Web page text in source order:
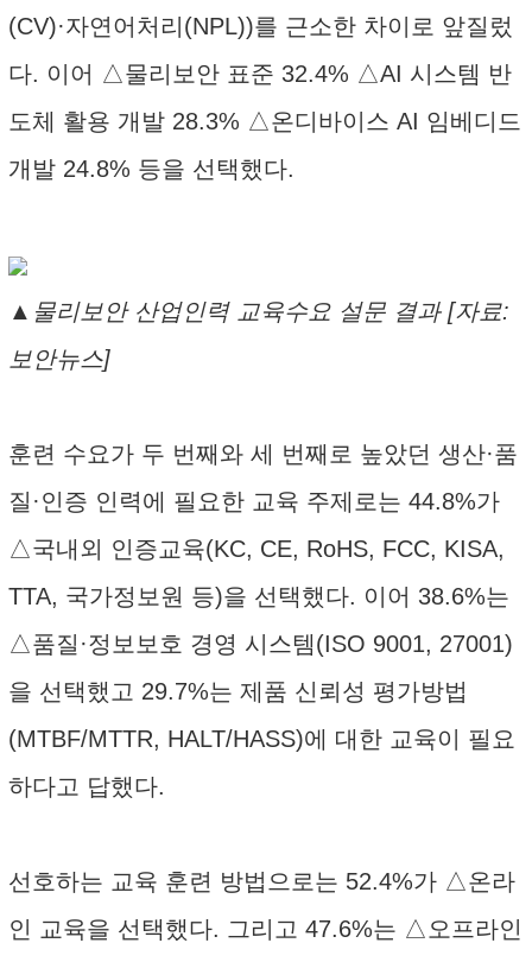
(CV)·자연어처리(NPL))를 근소한 차이로 앞질렀
다. 이어 △물리보안 표준 32.4% △AI 시스템 반
도체 활용 개발 28.3% △온디바이스 AI 임베디드
개발 24.8% 등을 선택했다.
▲물리보안 산업인력 교육수요 설문 결과 [자료:
보안뉴스]
훈련 수요가 두 번째와 세 번째로 높았던 생산·품
질·인증 인력에 필요한 교육 주제로는 44.8%가
△국내외 인증교육(KC, CE, RoHS, FCC, KISA,
TTA, 국가정보원 등)을 선택했다. 이어 38.6%는
△품질·정보보호 경영 시스템(ISO 9001, 27001)
을 선택했고 29.7%는 제품 신뢰성 평가방법
(MTBF/MTTR, HALT/HASS)에 대한 교육이 필요
하다고 답했다.
선호하는 교육 훈련 방법으로는 52.4%가 △온라
인 교육을 선택했다. 그리고 47.6%는 △오프라인